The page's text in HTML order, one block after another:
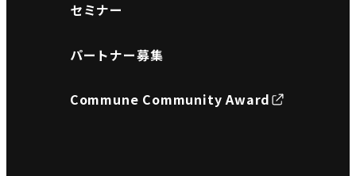
セミナー
パートナー募集
Commune Community Award